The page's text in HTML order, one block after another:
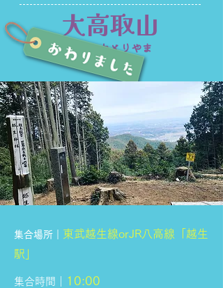
大高取山
おおたかとりやま
集合場所｜ 東武越生線orJR八高線「越生
駅」
集合時間｜ 10:00